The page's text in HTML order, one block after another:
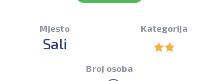
Mjesto
Sali
Kategorija
Broj osoba